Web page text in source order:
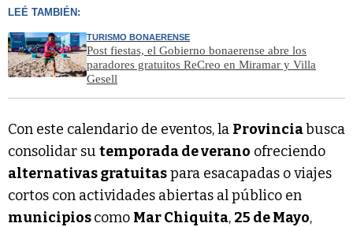
LEÉ TAMBIÉN:
TURISMO BONAERENSE
Post fiestas, el Gobierno bonaerense abre los
paradores gratuitos ReCreo en Miramar y Villa
Gesell
Con este calendario de eventos, la Provinciabusca
consolidar su temporada de verano ofreciendo
alternativas gratuitaspara esacapadas o viajes
cortos con actividades abiertas al público en
municipioscomo Mar Chiquita, 25 de Mayo,